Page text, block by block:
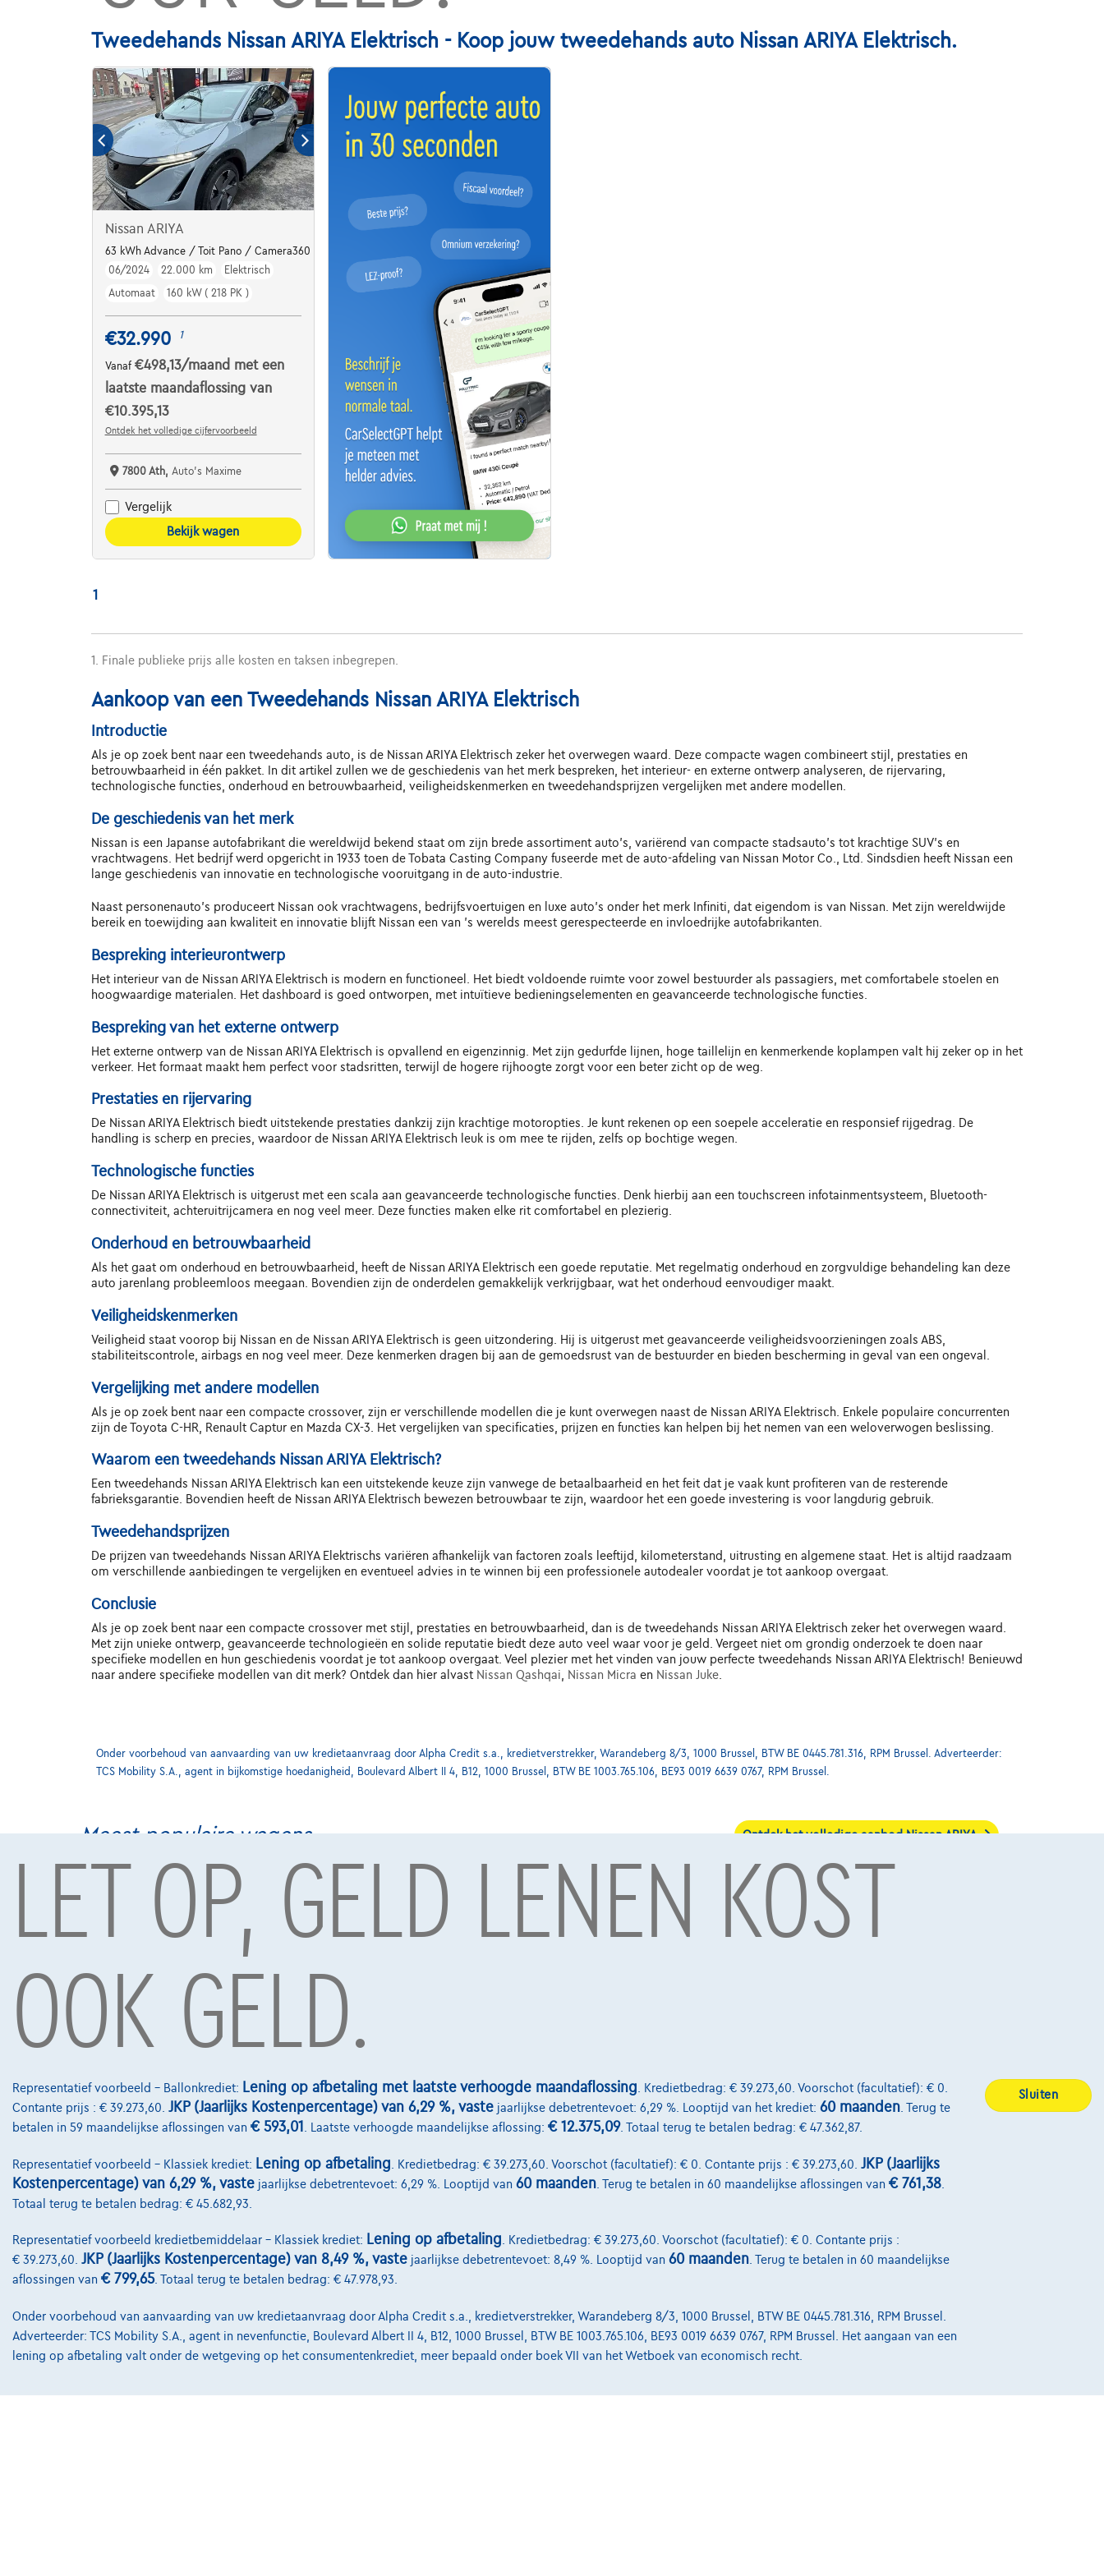
Tweedehands Nissan ARIYA Elektrisch - Koop jouw tweedehands auto Nissan ARIYA Elektrisch.
Nissan ARIYA
63 kWh Advance / Toit Pano / Camera360 / Pro-PILOT
06/2024
22.000 km
Elektrisch
Automaat
160 kW ( 218 PK )
€32.990 1
Vanaf €498,13/maand met een
laatste maandaflossing van
€10.395,13
Ontdek het volledige cijfervoorbeeld
7800 Ath, Auto's Maxime
Vergelijk
Bekijk wagen
1
1. Finale publieke prijs alle kosten en taksen inbegrepen.
Aankoop van een Tweedehands Nissan ARIYA Elektrisch
Introductie
Als je op zoek bent naar een tweedehands auto, is de Nissan ARIYA Elektrisch zeker het overwegen waard. Deze compacte wagen combineert stijl, prestaties en
betrouwbaarheid in één pakket. In dit artikel zullen we de geschiedenis van het merk bespreken, het interieur- en externe ontwerp analyseren, de rijervaring,
technologische functies, onderhoud en betrouwbaarheid, veiligheidskenmerken en tweedehandsprijzen vergelijken met andere modellen.
De geschiedenis van het merk
Nissan is een Japanse autofabrikant die wereldwijd bekend staat om zijn brede assortiment auto's, variërend van compacte stadsauto's tot krachtige SUV's en
vrachtwagens. Het bedrijf werd opgericht in 1933 toen de Tobata Casting Company fuseerde met de auto-afdeling van Nissan Motor Co., Ltd. Sindsdien heeft Nissan een
lange geschiedenis van innovatie en technologische vooruitgang in de auto-industrie.
Naast personenauto's produceert Nissan ook vrachtwagens, bedrijfsvoertuigen en luxe auto's onder het merk Infiniti, dat eigendom is van Nissan. Met zijn wereldwijde
bereik en toewijding aan kwaliteit en innovatie blijft Nissan een van 's werelds meest gerespecteerde en invloedrijke autofabrikanten.
Bespreking interieurontwerp
Het interieur van de Nissan ARIYA Elektrisch is modern en functioneel. Het biedt voldoende ruimte voor zowel bestuurder als passagiers, met comfortabele stoelen en
hoogwaardige materialen. Het dashboard is goed ontworpen, met intuïtieve bedieningselementen en geavanceerde technologische functies.
Bespreking van het externe ontwerp
Het externe ontwerp van de Nissan ARIYA Elektrisch is opvallend en eigenzinnig. Met zijn gedurfde lijnen, hoge taillelijn en kenmerkende koplampen valt hij zeker op in het
verkeer. Het formaat maakt hem perfect voor stadsritten, terwijl de hogere rijhoogte zorgt voor een beter zicht op de weg.
Prestaties en rijervaring
De Nissan ARIYA Elektrisch biedt uitstekende prestaties dankzij zijn krachtige motoropties. Je kunt rekenen op een soepele acceleratie en responsief rijgedrag. De
handling is scherp en precies, waardoor de Nissan ARIYA Elektrisch leuk is om mee te rijden, zelfs op bochtige wegen.
Technologische functies
De Nissan ARIYA Elektrisch is uitgerust met een scala aan geavanceerde technologische functies. Denk hierbij aan een touchscreen infotainmentsysteem, Bluetooth-
connectiviteit, achteruitrijcamera en nog veel meer. Deze functies maken elke rit comfortabel en plezierig.
Onderhoud en betrouwbaarheid
Als het gaat om onderhoud en betrouwbaarheid, heeft de Nissan ARIYA Elektrisch een goede reputatie. Met regelmatig onderhoud en zorgvuldige behandeling kan deze
auto jarenlang probleemloos meegaan. Bovendien zijn de onderdelen gemakkelijk verkrijgbaar, wat het onderhoud eenvoudiger maakt.
Veiligheidskenmerken
Veiligheid staat voorop bij Nissan en de Nissan ARIYA Elektrisch is geen uitzondering. Hij is uitgerust met geavanceerde veiligheidsvoorzieningen zoals ABS,
stabiliteitscontrole, airbags en nog veel meer. Deze kenmerken dragen bij aan de gemoedsrust van de bestuurder en bieden bescherming in geval van een ongeval.
Vergelijking met andere modellen
Als je op zoek bent naar een compacte crossover, zijn er verschillende modellen die je kunt overwegen naast de Nissan ARIYA Elektrisch. Enkele populaire concurrenten
zijn de Toyota C-HR, Renault Captur en Mazda CX-3. Het vergelijken van specificaties, prijzen en functies kan helpen bij het nemen van een weloverwogen beslissing.
Waarom een tweedehands Nissan ARIYA Elektrisch?
Een tweedehands Nissan ARIYA Elektrisch kan een uitstekende keuze zijn vanwege de betaalbaarheid en het feit dat je vaak kunt profiteren van de resterende
fabrieksgarantie. Bovendien heeft de Nissan ARIYA Elektrisch bewezen betrouwbaar te zijn, waardoor het een goede investering is voor langdurig gebruik.
Tweedehandsprijzen
De prijzen van tweedehands Nissan ARIYA Elektrischs variëren afhankelijk van factoren zoals leeftijd, kilometerstand, uitrusting en algemene staat. Het is altijd raadzaam
om verschillende aanbiedingen te vergelijken en eventueel advies in te winnen bij een professionele autodealer voordat je tot aankoop overgaat.
Conclusie
Als je op zoek bent naar een compacte crossover met stijl, prestaties en betrouwbaarheid, dan is de tweedehands Nissan ARIYA Elektrisch zeker het overwegen waard.
Met zijn unieke ontwerp, geavanceerde technologieën en solide reputatie biedt deze auto veel waar voor je geld. Vergeet niet om grondig onderzoek te doen naar
specifieke modellen en hun geschiedenis voordat je tot aankoop overgaat. Veel plezier met het vinden van jouw perfecte tweedehands Nissan ARIYA Elektrisch! Benieuwd
naar andere specifieke modellen van dit merk? Ontdek dan hier alvast Nissan Qashqai Nissan Micra en Nissan Juke.
Onder voorbehoud van aanvaarding van uw kredietaanvraag door Alpha Credit s.a., kredietverstrekker, Warandeberg 8/3, 1000 Brussel, BTW BE 0445.781.316, RPM Brussel. Adverteerder:
TCS Mobility S.A., agent in bijkomstige hoedanigheid, Boulevard Albert II 4, B12, 1000 Brussel, BTW BE 1003.765.106, BE93 0019 6639 0767, RPM Brussel.
Meest populaire wagens Ontdek het volledige aanbod Nissan ARIYA
Nissan ARIYA
€32.990
Vanaf /maand
met een laatste
maandaflossing van€10.395,13
LET OP, GELD LENEN KOST
OOK GELD.
Representatief voorbeeld – Ballonkrediet: Lening op afbetaling met laatste verhoogde maandaflossing . Kredietbedrag: € 39.273,60. Voorschot (facultatief): € 0.
Contante prijs : € 39.273,60. JKP (Jaarlijks Kostenpercentage) van 6,29 %, vaste jaarlijkse debetrentevoet: 6,29 %. Looptijd van het krediet: 60 maanden . Terug te
betalen in 59 maandelijkse aflossingen van € 593,01 . Laatste verhoogde maandelijkse aflossing: € 12.375,09. Totaal terug te betalen bedrag: € 47.362,87.
Representatief voorbeeld – Klassiek krediet: Lening op afbetaling . Kredietbedrag: € 39.273,60. Voorschot (facultatief): € 0. Contante prijs : € 39.273,60. JKP (Jaarlijks
Kostenpercentage) van 6,29 %, vaste jaarlijkse debetrentevoet: 6,29 %. Looptijd van 60 maanden . Terug te betalen in 60 maandelijkse aflossingen van € 761,38
Totaal terug te betalen bedrag: € 45.682,93.
Representatief voorbeeld kredietbemiddelaar – Klassiek krediet: Lening op afbetaling. Kredietbedrag: € 39.273,60. Voorschot (facultatief): € 0. Contante prijs :
€ 39.273,60. JKP (Jaarlijks Kostenpercentage) van 8,49 %, vaste jaarlijkse debetrentevoet: 8,49 %. Looptijd van 60 maanden. Terug te betalen in 60 maandelijkse
aflossingen van € 799,65. Totaal terug te betalen bedrag: € 47.978,93.
Onder voorbehoud van aanvaarding van uw kredietaanvraag door Alpha Credit s.a., kredietverstrekker, Warandeberg 8/3, 1000 Brussel, BTW BE 0445.781.316, RPM Brussel.
Adverteerder: TCS Mobility S.A., agent in nevenfunctie, Boulevard Albert II 4, B12, 1000 Brussel, BTW BE 1003.765.106, BE93 0019 6639 0767, RPM Brussel. Het aangaan van een
lening op afbetaling valt onder de wetgeving op het consumentenkrediet, meer bepaald onder boek VII van het Wetboek van economisch recht.
Sluiten
Contact
info@touringcarselect.be
1000 Brussel
Diensten & Oplossingen
Pechverhelping verzekering
Autoverzekering
Over Ons
Word klant
Kwaliteitscharter
Onze partners